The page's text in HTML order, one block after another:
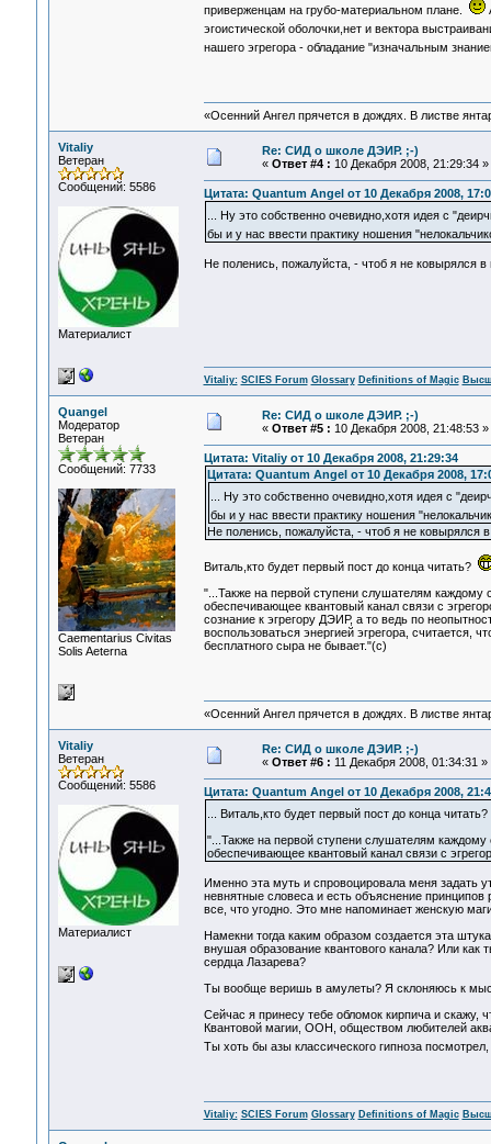
приверженцам на грубо-материальном плане.
эгоистической оболочки,нет и вектора
нашего эгрегора - обладание "изначальным
«Осенний Ангел прячется в дождях. В листве
Vitaliy
Ветеран
Сообщений: 5586
Материалист
Re: СИД о школе ДЭИР. ;-)
« Ответ #4 : 10 Декабря 2008, 21:29:34 »
Цитата: Quantum Angel от 10 Декабря 2008,
... Ну это собственно очевидно,хотя идея с
бы и у нас ввести практику ношения
Не поленись, пожалуйста, - чтоб я не ковырялся
Vitaliy: SCIES Forum Glossary Definitions of Magic
Quangel
Модератор
Ветеран
Сообщений: 7733
Сaementarius Civitas
Solis Aeterna
Re: СИД о школе ДЭИР. ;-)
« Ответ #5 : 10 Декабря 2008, 21:48:53 »
Цитата: Vitaliy от 10 Декабря 2008, 21:29:34
Цитата: Quantum Angel от 10 Декабря 2008,
... Ну это собственно очевидно,хотя идея с
бы и у нас ввести практику ношения
Не поленись, пожалуйста, - чтоб я не ковырялся
Виталь,кто будет первый пост до конца читать?
"...Также на первой ступени слушателям каждому
обеспечивающее квантовый канал связи с
сознание к эгрегору ДЭИР, а то ведь по
воспользоваться энергией эгрегора, считается,
бесплатного сыра не бывает."(с)
«Осенний Ангел прячется в дождях. В листве
Vitaliy
Ветеран
Сообщений: 5586
Материалист
Re: СИД о школе ДЭИР. ;-)
« Ответ #6 : 11 Декабря 2008, 01:34:31 »
Цитата: Quantum Angel от 10 Декабря 2008,
... Виталь,кто будет первый пост до конца
"...Также на первой ступени слушателям каждому
обеспечивающее квантовый канал связи с
Именно эта муть и спровоцировала меня задать
невнятные словеса и есть объяснение
все, что угодно. Это мне напоминает женскую
Намекни тогда каким образом создается эта
внушая образование квантового канала? Или как
сердца Лазарева?
Ты вообще веришь в амулеты? Я склоняюсь к
Сейчас я принесу тебе обломок кирпича и скажу,
Квантовой магии, ООН, обществом любителей
Ты хоть бы азы классического гипноза
Vitaliy: SCIES Forum Glossary Definitions of Magic